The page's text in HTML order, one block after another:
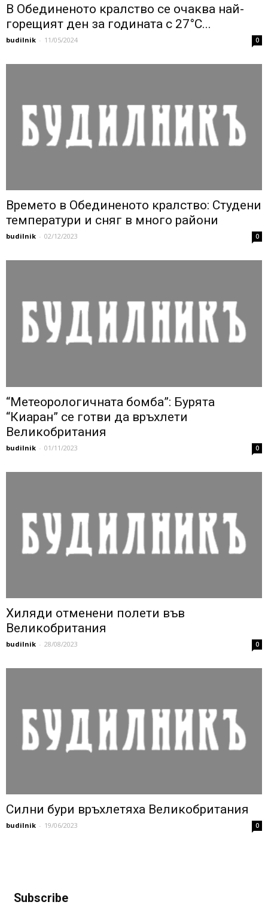
В Обединеното кралство се очаква най-
горещият ден за годината с 27°C...
budilnik - 11/05/2024 0
Времето в Обединеното кралство: Студени
температури и сняг в много райони
budilnik - 02/12/2023 0
“Метеорологичната бомба”: Бурята
“Киаран” се готви да връхлети
Великобритания
budilnik - 01/11/2023 0
Хиляди отменени полети във
Великобритания
budilnik - 28/08/2023 0
Силни бури връхлетяха Великобритания
budilnik - 19/06/2023 0
Subscribe